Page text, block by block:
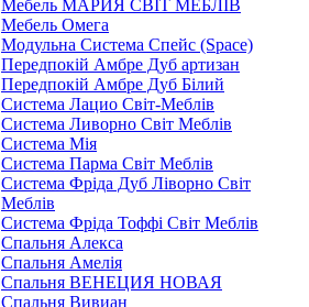
Мебель МАРИЯ СВІТ МЕБЛІВ
Мебель Омега
Модульна Cистема Спейс (Space)
Передпокій Амбре Дуб артизан
Передпокій Амбре Дуб Білий
Система Лацио Світ-Меблів
Система Ливорно Світ Меблів
Система Мія
Система Парма Свiт Меблiв
Система Фріда Дуб Ліворно Світ
Меблів
Система Фріда Тоффі Світ Меблів
Спальня Алекса
Спальня Амелія
Спальня ВЕНЕЦИЯ НОВАЯ
Спальня Вивиан